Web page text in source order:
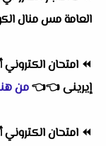
العامة مس منال
⏪
إيرينى👈
👈من
⏪